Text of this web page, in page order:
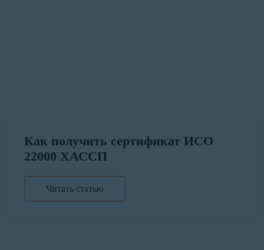
Как получить сертификат ИСО
22000 ХАССП
Читать статью